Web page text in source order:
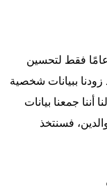
قد نجمع معلومات من الأطفال دون سن 13 عامًا فقط لتحسين
ببيانات شخصية
أننا جمعنا بيانات
فسنتخذ